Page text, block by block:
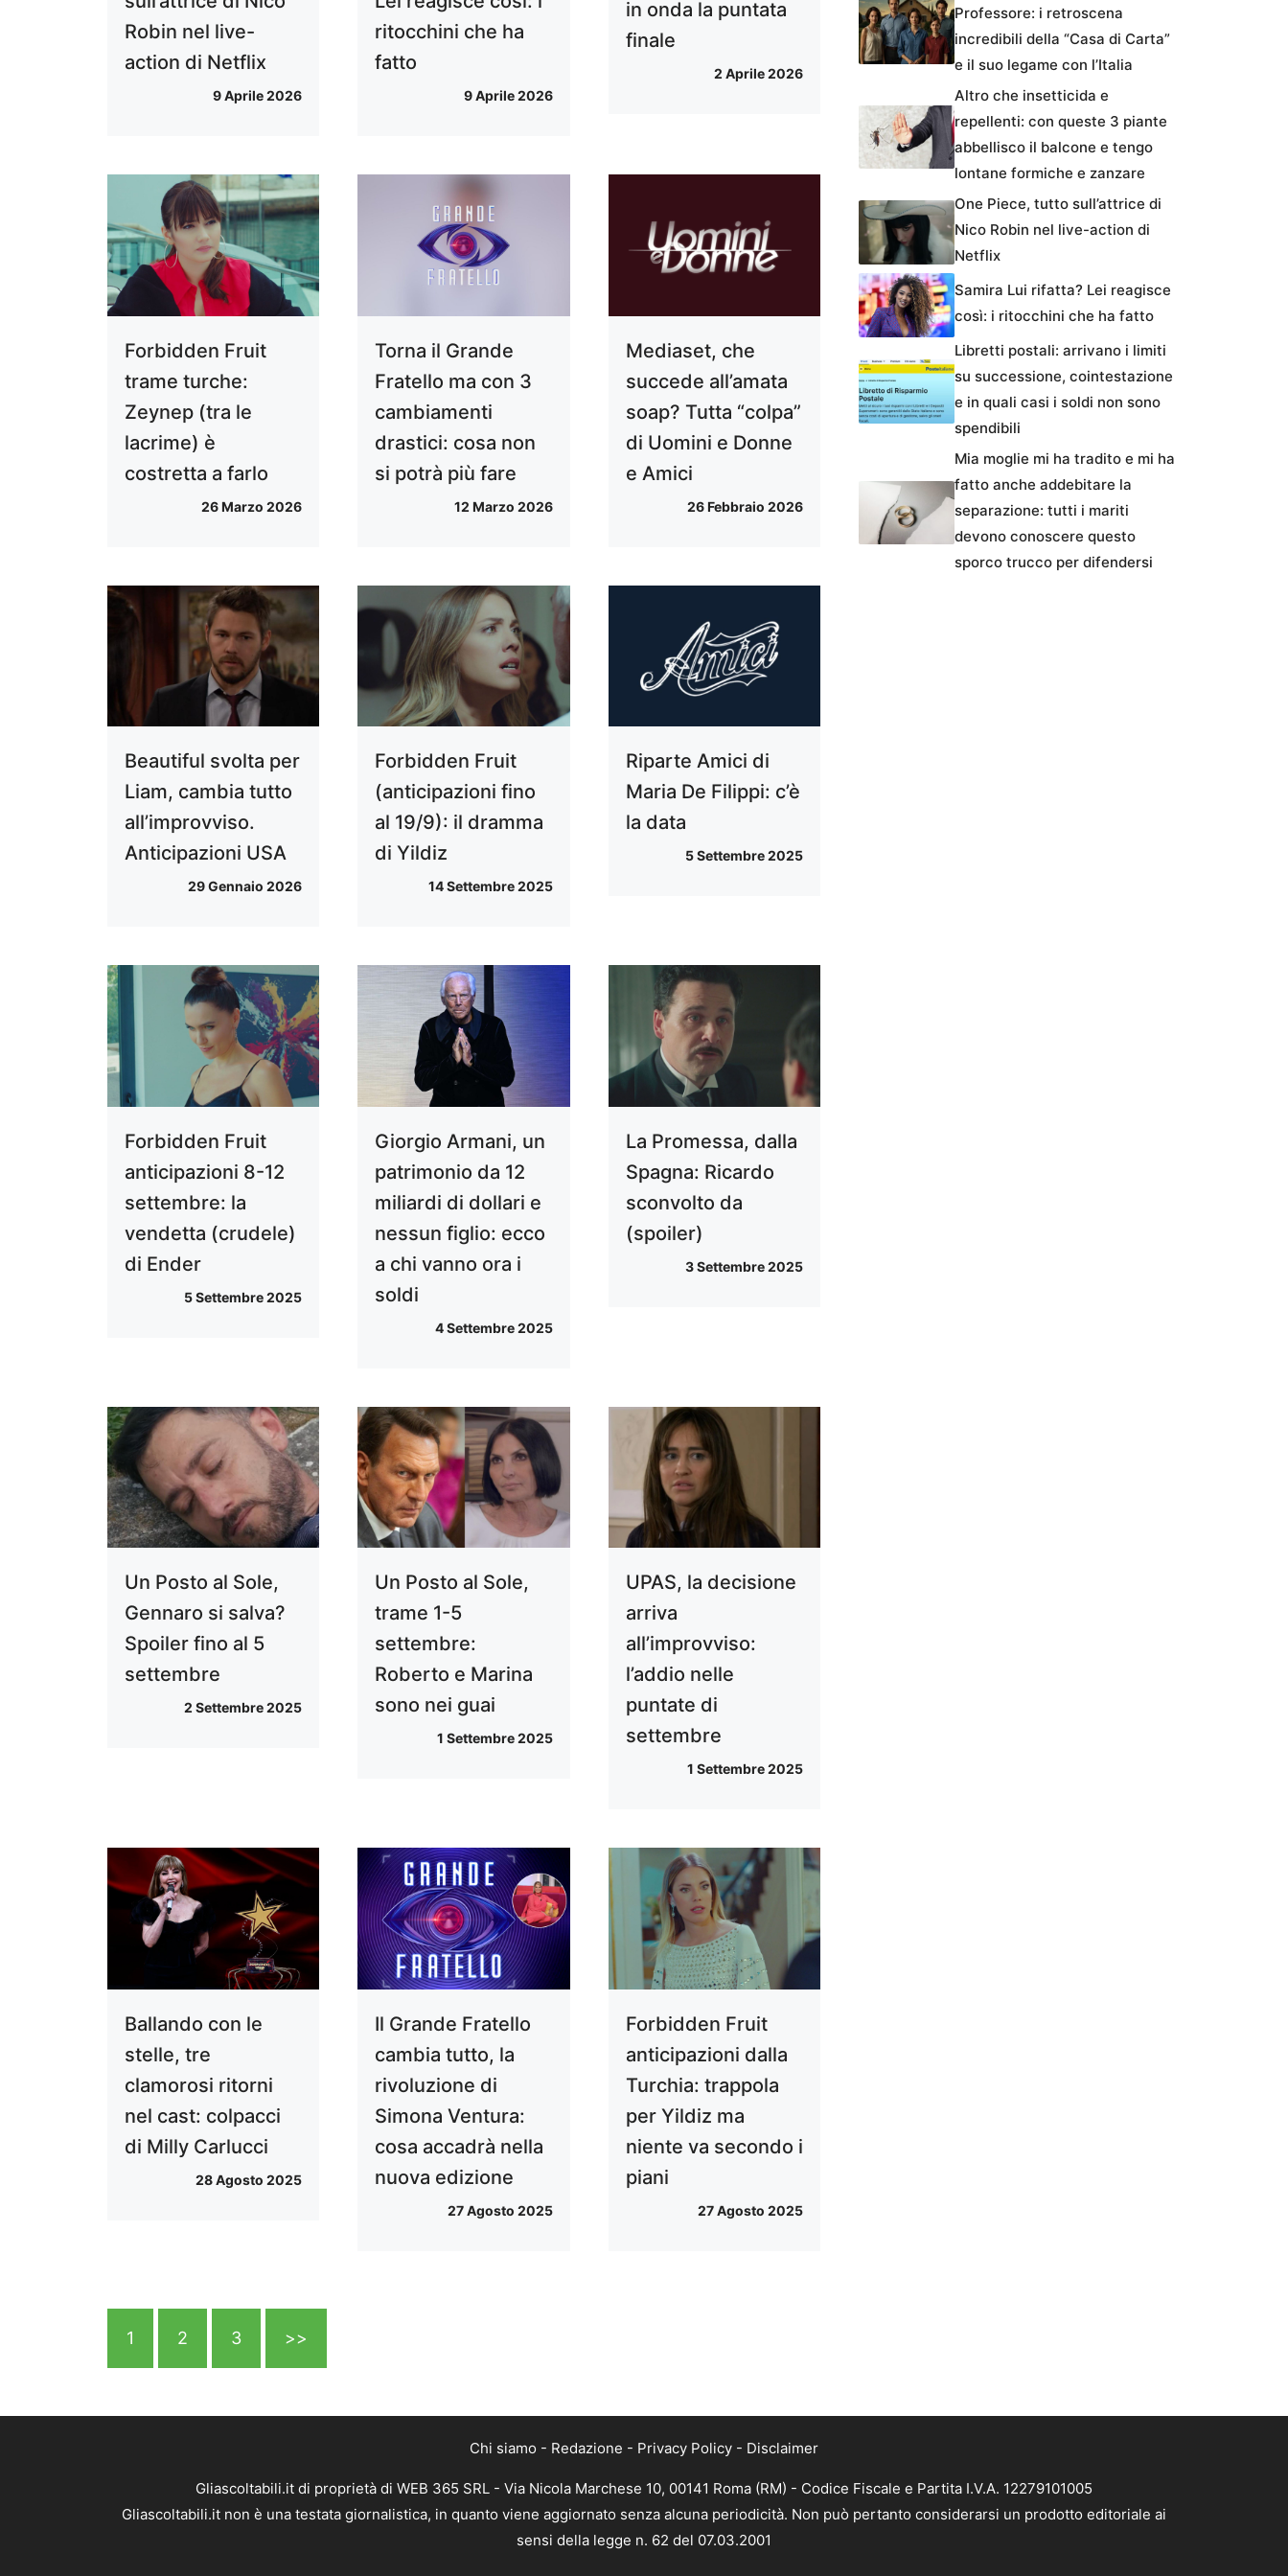
Robin nel live-
action di Netflix
9 Aprile 2026
ritocchini che ha
fatto
9 Aprile 2026
in onda la puntata
finale
2 Aprile 2026
Forbidden Fruit
trame turche:
Zeynep (tra le
lacrime) è
costretta a farlo
26 Marzo 2026
Torna il Grande
Fratello ma con 3
cambiamenti
drastici: cosa non
si potrà più fare
12 Marzo 2026
Mediaset, che
succede all’amata
soap? Tutta “colpa”
di Uomini e Donne
e Amici
26 Febbraio 2026
Beautiful svolta per
Liam, cambia tutto
all’improvviso.
Anticipazioni USA
29 Gennaio 2026
Forbidden Fruit
(anticipazioni fino
al 19/9): il dramma
di Yildiz
14 Settembre 2025
Riparte Amici di
Maria De Filippi: c’è
la data
5 Settembre 2025
Forbidden Fruit
anticipazioni 8-12
settembre: la
vendetta (crudele)
di Ender
5 Settembre 2025
Giorgio Armani, un
patrimonio da 12
miliardi di dollari e
nessun figlio: ecco
a chi vanno ora i
soldi
4 Settembre 2025
La Promessa, dalla
Spagna: Ricardo
sconvolto da
(spoiler)
3 Settembre 2025
Un Posto al Sole,
Gennaro si salva?
Spoiler fino al 5
settembre
2 Settembre 2025
Un Posto al Sole,
trame 1-5
settembre:
Roberto e Marina
sono nei guai
1 Settembre 2025
UPAS, la decisione
arriva
all’improvviso:
l’addio nelle
puntate di
settembre
1 Settembre 2025
Ballando con le
stelle, tre
clamorosi ritorni
nel cast: colpacci
di Milly Carlucci
28 Agosto 2025
Il Grande Fratello
cambia tutto, la
rivoluzione di
Simona Ventura:
cosa accadrà nella
nuova edizione
27 Agosto 2025
Forbidden Fruit
anticipazioni dalla
Turchia: trappola
per Yildiz ma
niente va secondo i
piani
27 Agosto 2025
1 2 3 >>
Professore: i retroscena
incredibili della “Casa di Carta”
e il suo legame con l’Italia
Altro che insetticida e
repellenti: con queste 3 piante
abbellisco il balcone e tengo
lontane formiche e zanzare
One Piece, tutto sull’attrice di
Nico Robin nel live-action di
Netflix
Samira Lui rifatta? Lei reagisce
così: i ritocchini che ha fatto
Libretti postali: arrivano i limiti
su successione, cointestazione
e in quali casi i soldi non sono
spendibili
Mia moglie mi ha tradito e mi ha
fatto anche addebitare la
separazione: tutti i mariti
devono conoscere questo
sporco trucco per difendersi
Chi siamo - Redazione - Privacy Policy - Disclaimer
Gliascoltabili.it di proprietà di WEB 365 SRL - Via Nicola Marchese 10, 00141 Roma (RM) - Codice Fiscale e Partita I.V.A. 12279101005
Gliascoltabili.it non è una testata giornalistica, in quanto viene aggiornato senza alcuna periodicità. Non può pertanto considerarsi un prodotto editoriale ai
sensi della legge n. 62 del 07.03.2001